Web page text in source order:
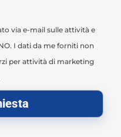
via e-mail sulle attività e
I dati da me forniti non
per attività di marketing